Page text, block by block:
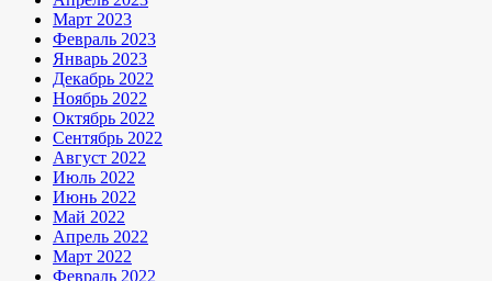
Март 2023
Февраль 2023
Январь 2023
Декабрь 2022
Ноябрь 2022
Октябрь 2022
Сентябрь 2022
Август 2022
Июль 2022
Июнь 2022
Май 2022
Апрель 2022
Март 2022
Февраль 2022